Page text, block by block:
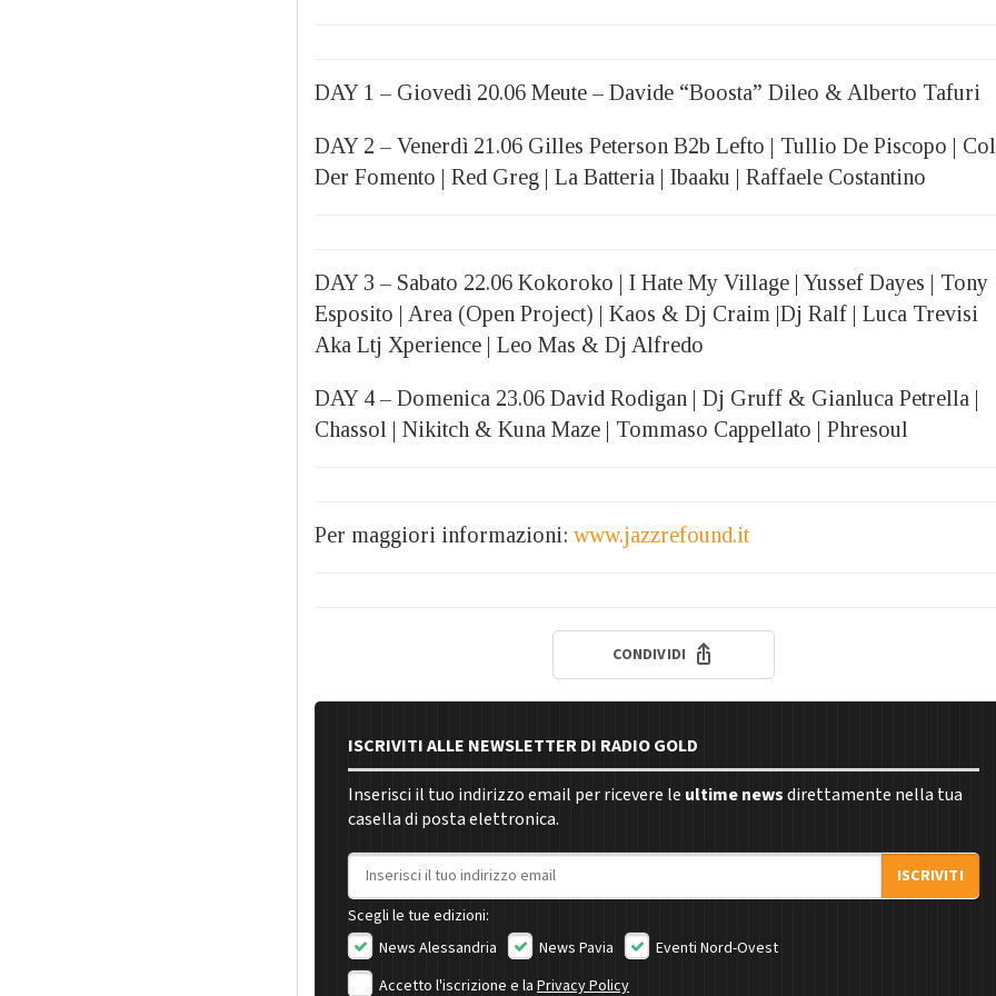
DAY 1 – Giovedì 20.06 Meute – Davide “Boosta” Dileo & Alberto Tafuri
DAY 2 – Venerdì 21.06 Gilles Peterson B2b Lefto | Tullio De Piscopo |
Der Fomento | Red Greg | La Batteria | Ibaaku | Raffaele Costantino
DAY 3 – Sabato 22.06 Kokoroko | I Hate My Village | Yussef Dayes | Tony
Esposito | Area (Open Project) | Kaos & Dj Craim |Dj Ralf | Luca Trevisi
Aka Ltj Xperience | Leo Mas & Dj Alfredo
DAY 4 – Domenica 23.06 David Rodigan | Dj Gruff & Gianluca Petrella |
Chassol | Nikitch & Kuna Maze | Tommaso Cappellato | Phresoul
Per maggiori informazioni: www.jazzrefound.it
CONDIVIDI
ISCRIVITI ALLE NEWSLETTER DI RADIO GOLD
Inserisci il tuo indirizzo email per ricevere le ultime newsdirettamente nella tua
casella di posta elettronica.
Indirizzo email
ISCRIVITI
Scegli le tue edizioni:
News Alessandria
News Pavia
Eventi Nord-Ovest
Accetto l'iscrizione e la Privacy Policy